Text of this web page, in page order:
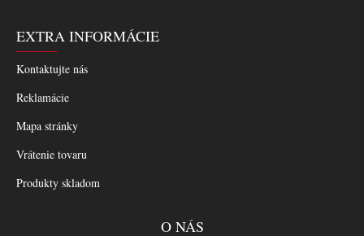
EXTRA INFORMÁCIE
Kontaktujte nás
Reklamácie
Mapa stránky
Vrátenie tovaru
Produkty skladom
O NÁS